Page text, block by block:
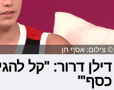
© צילום: אסף חן
דילן דרור: "קל
כסף'"